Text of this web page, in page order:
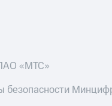
«МТС»
безопасности